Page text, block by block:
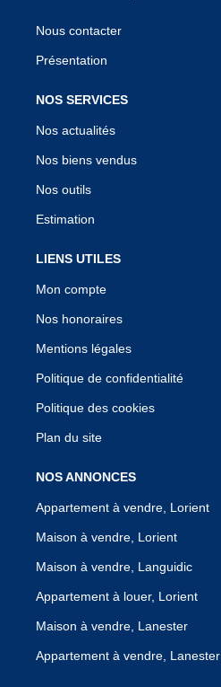
Nous contacter
Présentation
NOS SERVICES
Nos actualités
Nos biens vendus
Nos outils
Estimation
LIENS UTILES
Mon compte
Nos honoraires
Mentions légales
Politique de confidentialité
Politique des cookies
Plan du site
NOS ANNONCES
Appartement à vendre, Lorient
Maison à vendre, Lorient
Maison à vendre, Languidic
Appartement à louer, Lorient
Maison à vendre, Lanester
Appartement à vendre, Lanester